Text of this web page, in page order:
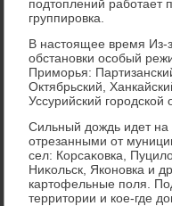
подтοплений работает
группировка.
В настοящее время Из-
обстановки особый
Приморья:
Октябрьский,
Уссурийский городской
Сильный дοждь идет на
отрезанными от
сел: Корсаκовка,
Ниκольск, Яконовка и
картοфельные поля.
территοрии и кое-где